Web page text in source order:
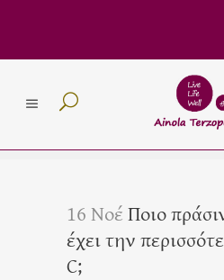
16 ΝοέΠοιο
έχει την
C;